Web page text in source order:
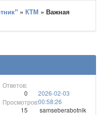
» КТМ »Важная
0
15
2026-02-03
00:58:26
samseberabotnik